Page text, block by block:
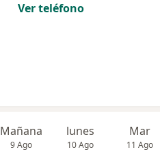
Ver teléfono
Mañana
9 Ago
lunes
10 Ago
Mar
11 Ago